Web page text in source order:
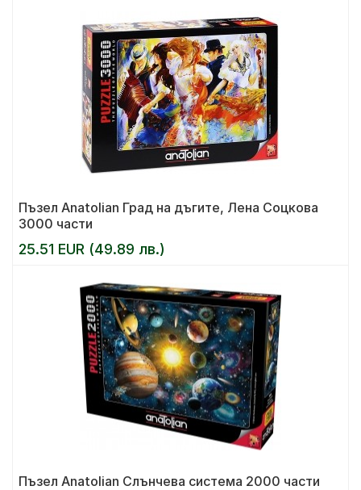
Пъзел Anatolian Град на дъгите, Лена Соцкова
3000 части
25.51 EUR (49.89 лв.)
Пъзел Anatolian Слънчева система 2000 части